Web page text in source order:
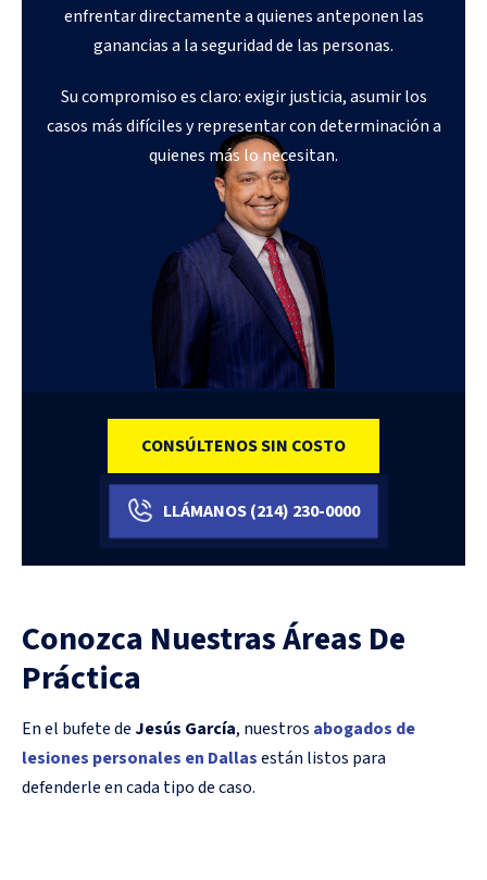
enfrentar directamente a quienes anteponen las
ganancias a la seguridad de las personas.
Su compromiso es claro: exigir justicia, asumir los
casos más difíciles y representar con determinación a
quienes más lo necesitan.
CONSÚLTENOS SIN COSTO
LLÁMANOS(214) 230-0000
Conozca Nuestras Áreas De
Práctica
En el bufete deJesús García, nuestros abogados de
lesiones personales en Dallasestán listos para
defenderle en cada tipo de caso.